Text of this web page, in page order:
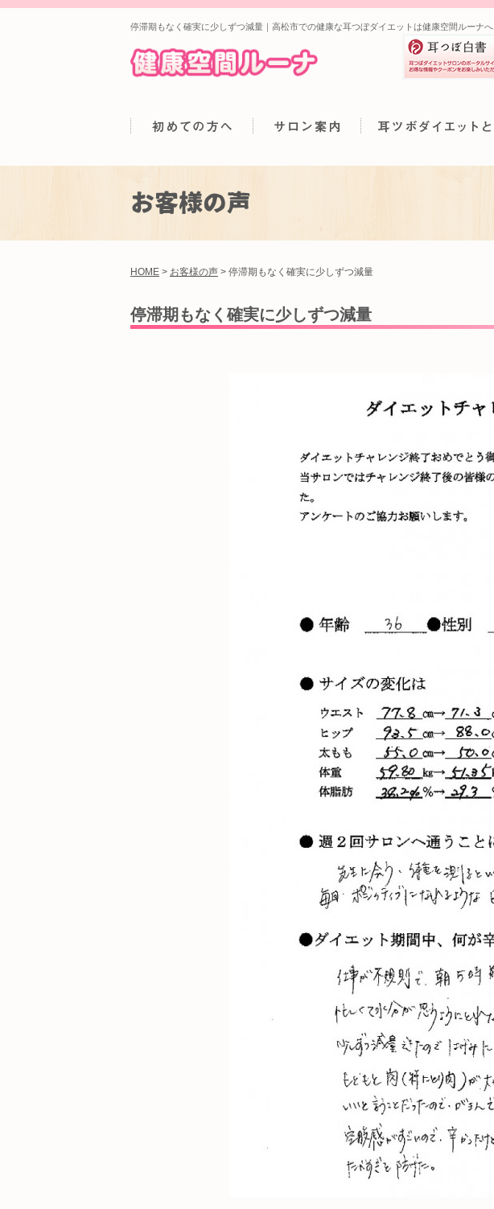
停滞期もなく確実に少しずつ減量｜高松市での健康な耳つぼダイエットは健康空間ルーナへ
お客様の声
HOME > お客様の声 > 停滞期もなく確実に少しずつ減量
停滞期もなく確実に少しずつ減量